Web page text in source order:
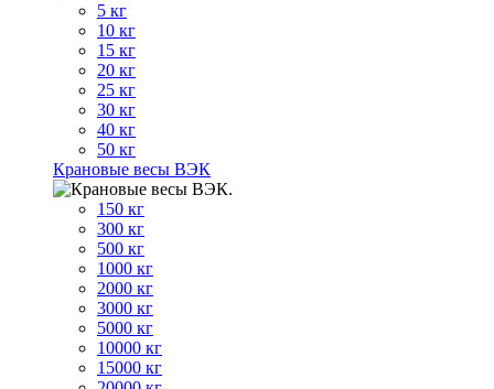
5 кг
10 кг
15 кг
20 кг
25 кг
30 кг
40 кг
50 кг
Крановые весы ВЭК
150 кг
300 кг
500 кг
1000 кг
2000 кг
3000 кг
5000 кг
10000 кг
15000 кг